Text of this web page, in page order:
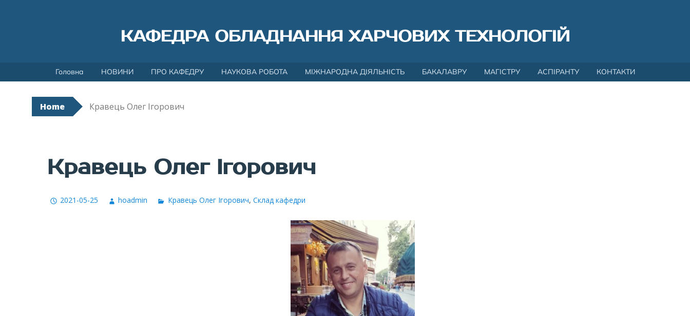
КАФЕДРА ОБЛАДНАННЯ ХАРЧОВИХ ТЕХНОЛОГІЙ
to
Головна НОВИНИ ПРО КАФЕДРУ НАУКОВА РОБОТА МІЖНАРОДНА ДІЯЛЬНІСТЬ БАКАЛАВРУ МАГІСТРУ АСПІРАНТУ КОНТАКТИ
Home Кравець Олег Ігорович
Кравець Олег Ігорович
2021-05-25 hoadmin Кравець Олег Ігорович, Склад кафедри